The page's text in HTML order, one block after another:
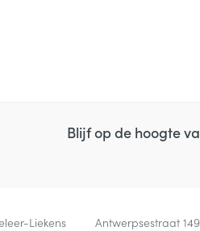
Blijf op de hoogte
Liekens Antwerpsestraat 149